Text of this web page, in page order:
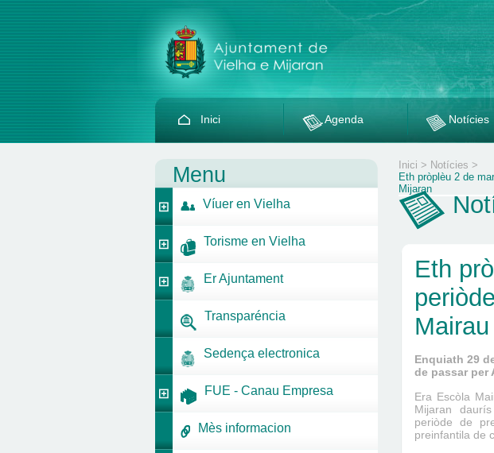
Inici Agenda Notícies
Menu
Víuer en Vielha
Torisme en Vielha
Er Ajuntament
Transparéncia
Sedença electronica
FUE - Canau Empresa
Mès informacion
Inici > Notícies >
Eth pròplèu 2 de
Mijaran
Eth
Enquiath 29
de passar per
Era Escòla
Mijaran
periòde de
preinfantila de